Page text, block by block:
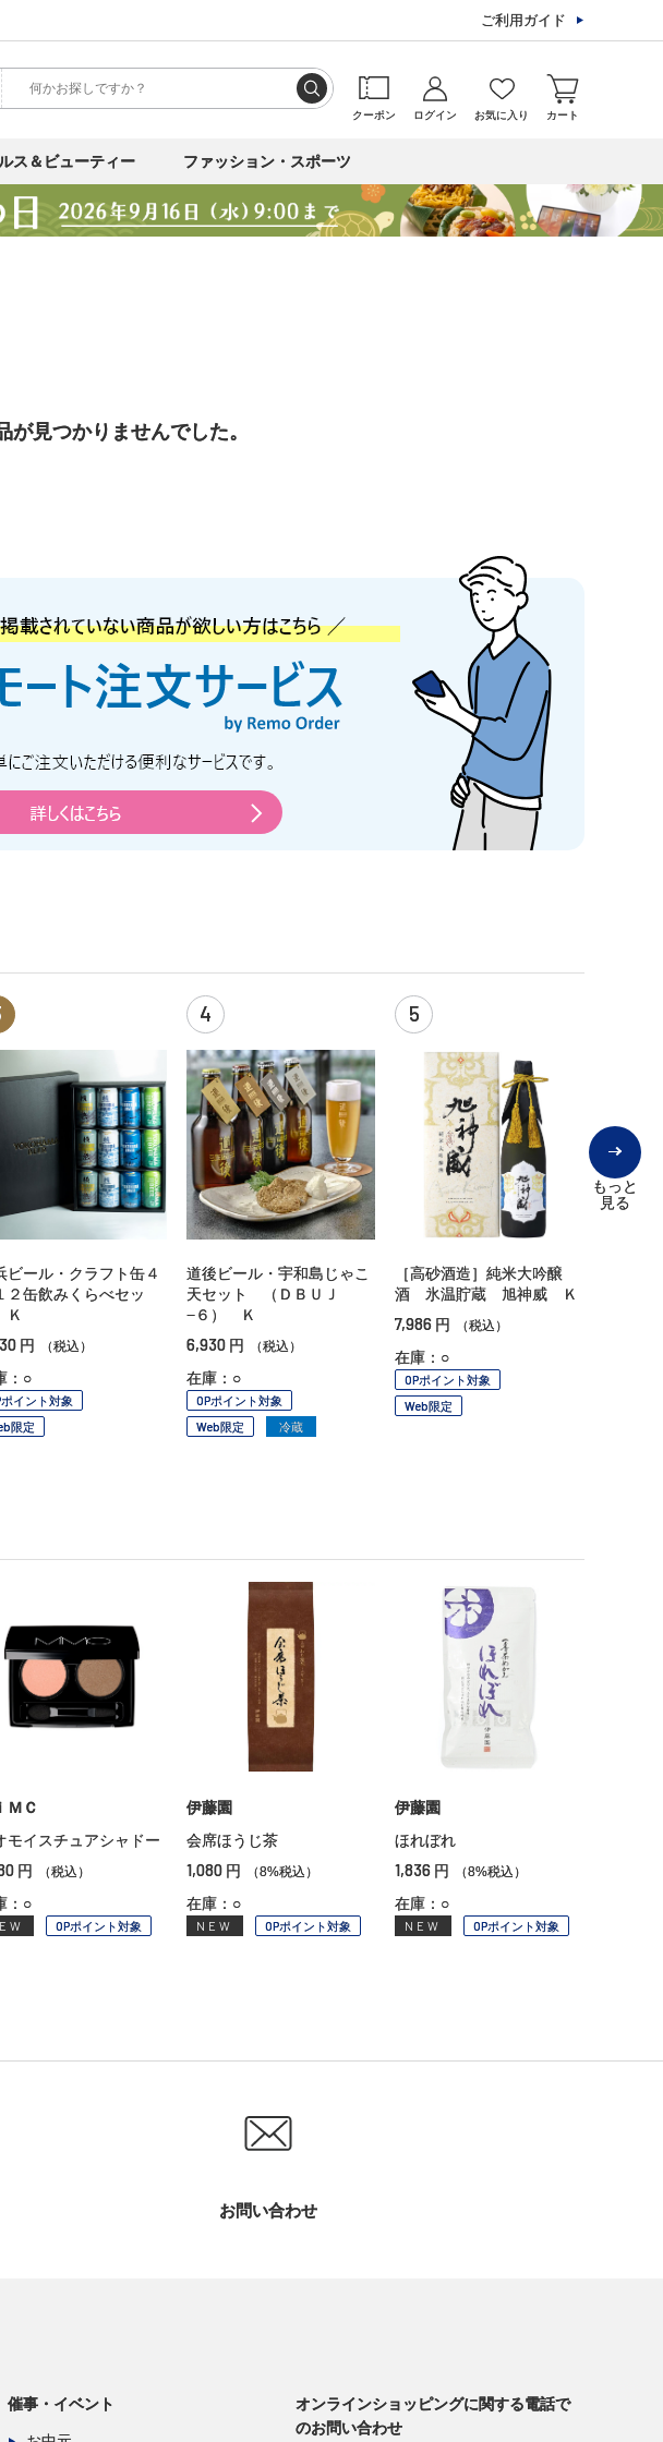
ご利用ガイド
クーポン ログイン お気に入り カート
ス＆ビューティー ファッション・スポーツ
が見つかりませんでした。
もっと
見る
ビール・クラフト缶４
２缶飲みくらべセッ
Ｋ
円 （税込）
：○
ポイント対象
限定
4
道後ビール・宇和島じゃこ
天セット （ＤＢＵＪ
−６） Ｋ
6,930 円 （税込）
在庫：○
OPポイント対象
Web限定
冷蔵
5
［高砂酒造］純米大吟醸
酒 氷温貯蔵 旭神威 Ｋ
7,986 円 （税込）
在庫：○
OPポイント対象
Web限定
ＭＣ
モイスチュアシャドー
円 （税込）
：○
OPポイント対象
伊藤園
会席ほうじ茶
1,080 円 （8%税込）
在庫：○
NEW OPポイント対象
伊藤園
ほれぼれ
1,836 円 （8%税込）
在庫：○
NEW OPポイント対象
お問い合わせ
催事・イベント
オンラインショッピングに関する電話で
のお問い合わせ